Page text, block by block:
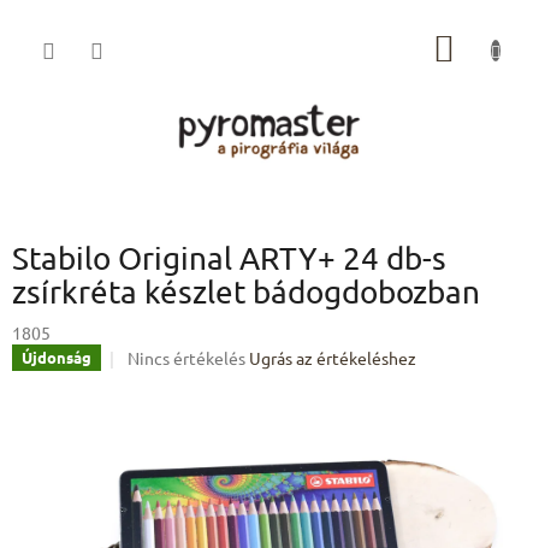
KOSÁR
Stabilo Original ARTY+ 24 db-s
zsírkréta készlet bádogdobozban
1805
Újdonság
A
ből
0,0
csillag.
Nincs értékelés Ugrás az értékeléshez